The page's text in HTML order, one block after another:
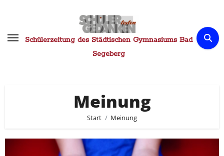
springenSchülerzeitung des Städtischen Gymnasiums Bad
Segeberg
Meinung
Start Meinung